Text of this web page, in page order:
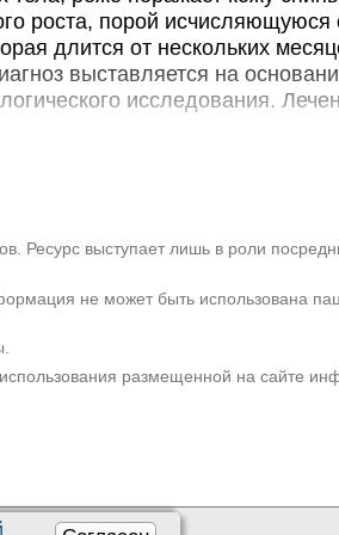
ул. Танкиста Хрустицкого, д. 9
на Савушкина
ул. Савушкина, д. 133, к. 1
роста, порой
длится от нескольких
выставляется на
исследования.
наиболее
от появления первых
и образования метастазов
роста лентиго-меланома
гибели пациента.
уши, волосистую часть
Лечение осуществляют
Ресурс выступает лишь в роли
не может быть использована
размещенной на сайте